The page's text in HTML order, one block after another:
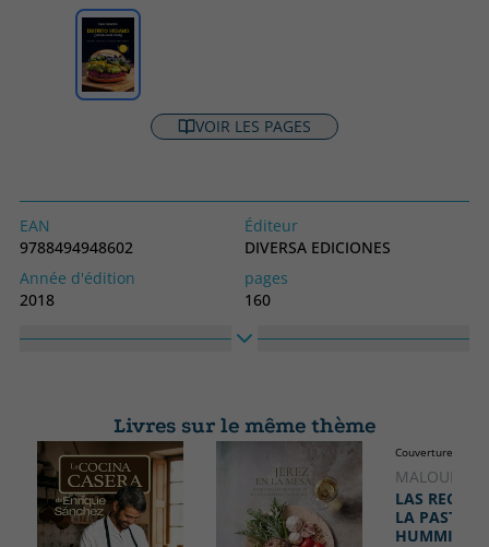
VOIR LES PAGES
EAN
9788494948602
Éditeur
DIVERSA EDICIONES
Année d'édition
2018
pages
160
langage
220
Largeur
Livres sur le même thème
Couverture rigide
MALOUF,
LAS
LA